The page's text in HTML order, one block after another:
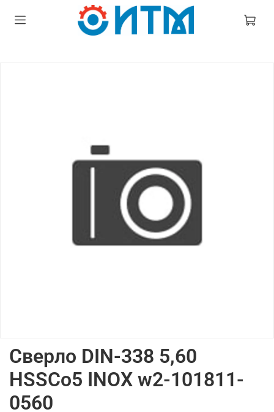
Сверло DIN-338 5,60
HSSCo5 INOX w2-101811-
0560